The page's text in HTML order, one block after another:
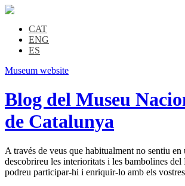
CAT
ENG
ES
Museum website
Blog del Museu
de Catalunya
A través de veus que habitualment no sentiu en
descobrireu les interioritats i les bambolines
podreu participar-hi i enriquir-lo amb els